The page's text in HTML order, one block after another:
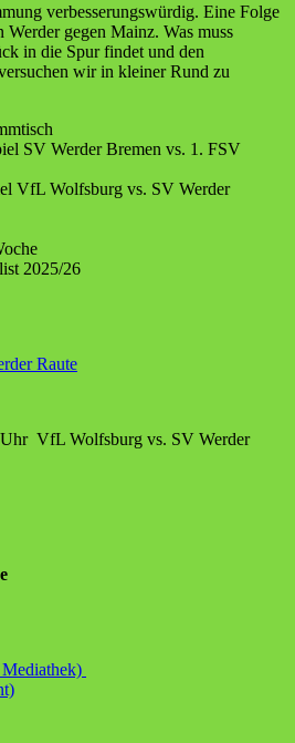
verbesserungswürdig. Eine Folge
gegen Mainz. Was muss
in die Spur findet und den
wir in kleiner Rund zu
SV Werder Bremen vs. 1. FSV
VfL Wolfsburg vs. SV Werder
2025/26
Raute
Uhr VfL Wolfsburg vs. SV Werder